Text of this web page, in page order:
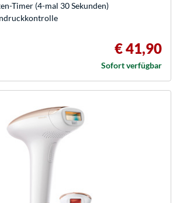
Timer (4-mal 30 Sekunden)
€ 41,90
Sofort verfügbar